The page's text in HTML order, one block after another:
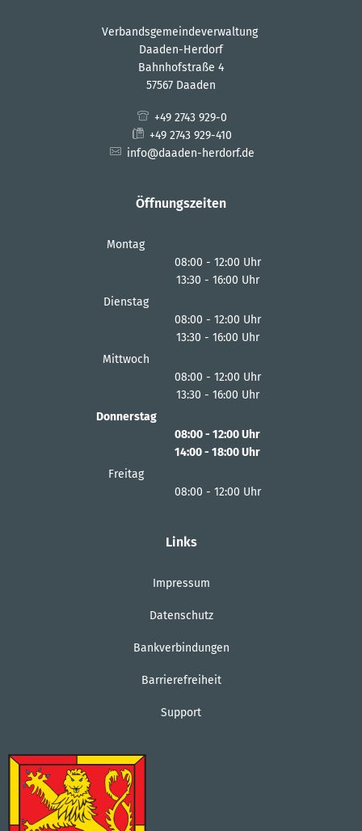
Verbandsgemeindeverwaltung
Daaden-Herdorf
Bahnhofstraße 4
57567 Daaden
+49 2743 929-0
+49 2743 929-410
info@daaden-herdorf.de
Öffnungszeiten
Montag
08:00 - 12:00 Uhr
Von 08:00 bis 12:00 Uhr
13:30 - 16:00 Uhr
Dienstag
08:00 - 12:00 Uhr
Von 08:00 bis 12:00 Uhr
13:30 - 16:00 Uhr
Mittwoch
08:00 - 12:00 Uhr
Von 08:00 bis 12:00 Uhr
13:30 - 16:00 Uhr
Donnerstag
08:00- 12:00Uhr
Von 08:00 bis 12:00 Uhr
14:00- 18:00Uhr
Freitag
08:00 - 12:00 Uhr
Links
Impressum
Datenschutz
Bankverbindungen
Barrierefreiheit
Support